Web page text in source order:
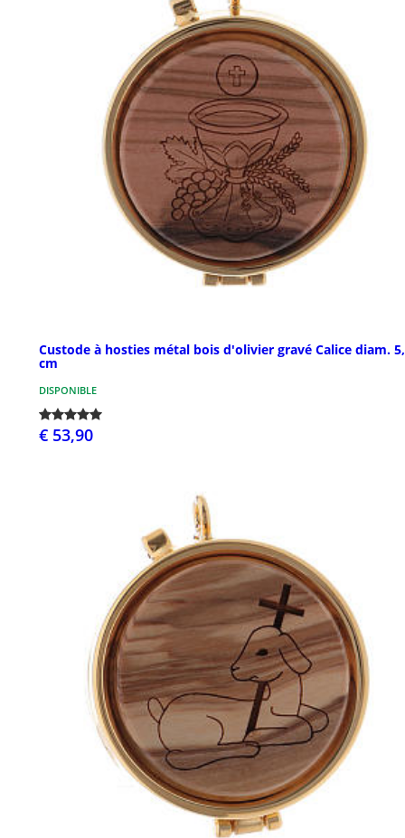
Custode à hosties métal bois d'olivier gravé Calice diam.
cm
DISPONIBLE
€ 53,90